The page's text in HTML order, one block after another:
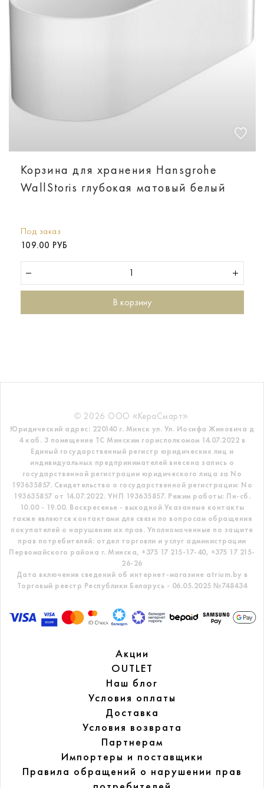
Корзина для хранения Hansgrohe
WallStoris глубокая матовый белый
Под заказ
109.00 РУБ
В корзину
© 2026 ООО «КераСмарт».
Юридический адрес: 220140 г. Минск ул. Ул. Иосифа Жиновича д
4 каб. 3 помещение ТС Минским горисполкомом 14.07.2022 в
Единый государственный регистр юридических лиц и
индивидуальных предпринимателей внесена запись о
государственной регистрации юридического лица за No
193635857. Свидетельство о государственной регистрации: No
193635857 от 14.07.2022. УНП 193635857. Режим работы: Пн-сб.
10.00 - 19.00. Воскресенье - выходной Указанные контакты
также являются контактами для связи по вопросам обращения
покупателей о нарушении их прав. Уполномоченные по защите
прав потребителей: отдел торговли и услуг администрации
Первомайского района г. Минска, +375 17 215-17-40, +375 17 215-
26-26
Дата включения сведений об интернет-магазине atrium.by в
Торговый реестр Республики Беларусь - 06.05.2025 №748434
Акции
OUTLET
Наш блог
Условия оплаты
Доставка
Условия возврата
Партнерам
Импортеры и поставщики
Правила обращений о нарушении прав